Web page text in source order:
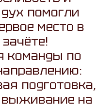
помогли
место в
команды по
подготовка,
выживание на